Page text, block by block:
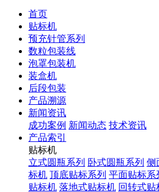
首页
贴标机
预充针管系列
数粒包装线
泡罩包装机
装盒机
后段包装
产品溯源
新闻资讯
成功案例 新闻动态 技术资讯
产品索引
贴标机
立式圆瓶系列 卧式圆瓶系列 侧
标机 顶底贴标系列 平面贴标系
贴标机 落地式贴标机 回转式贴